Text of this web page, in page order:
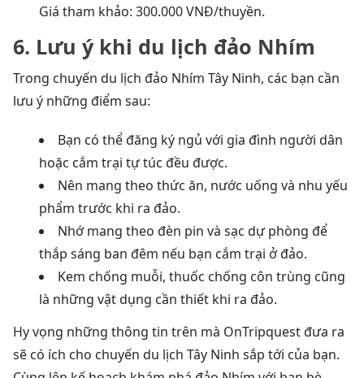
Giá tham khảo: 300.000 VNĐ/thuyền.
6. Lưu ý khi du lịch đảo Nhím
Trong chuyến du lịch đảo Nhím Tây Ninh, các bạn cần
lưu ý những điểm sau:
Bạn có thể đăng ký ngủ với gia đình người dân
hoặc cắm trại tự túc đều được.
Nên mang theo thức ăn, nước uống và nhu yếu
phẩm trước khi ra đảo.
Nhớ mang theo đèn pin và sạc dự phòng để
thắp sáng ban đêm nếu bạn cắm trại ở đảo.
Kem chống muỗi, thuốc chống côn trùng cũng
là những vật dụng cần thiết khi ra đảo.
Hy vọng những thông tin trên mà OnTripquest đưa ra
sẽ có ích cho chuyến du lịch Tây Ninh sắp tới của bạn.